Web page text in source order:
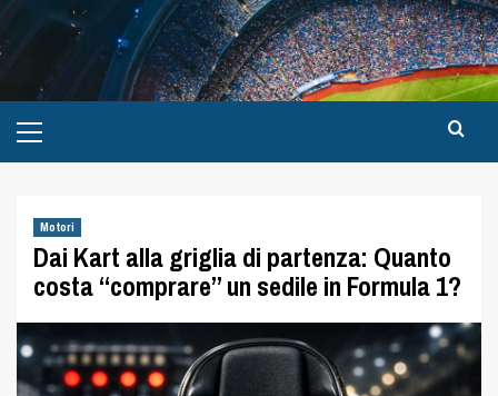
Motori
Dai Kart alla griglia di partenza: Quanto
costa “comprare” un sedile in Formula 1?